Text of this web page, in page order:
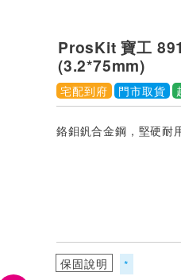
ProsKit 寶工
(3.2*75mm)
宅配到府 門市取貨
鉻鉬釩合金鋼，堅硬耐
保固說明 *